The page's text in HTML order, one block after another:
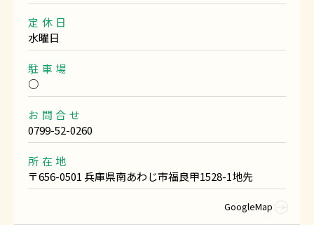
定休日
水曜日
駐車場
○
お問合せ
0799-52-0260
所在地
〒656-0501 兵庫県南あわじ市福良甲1528-1地先
GoogleMap